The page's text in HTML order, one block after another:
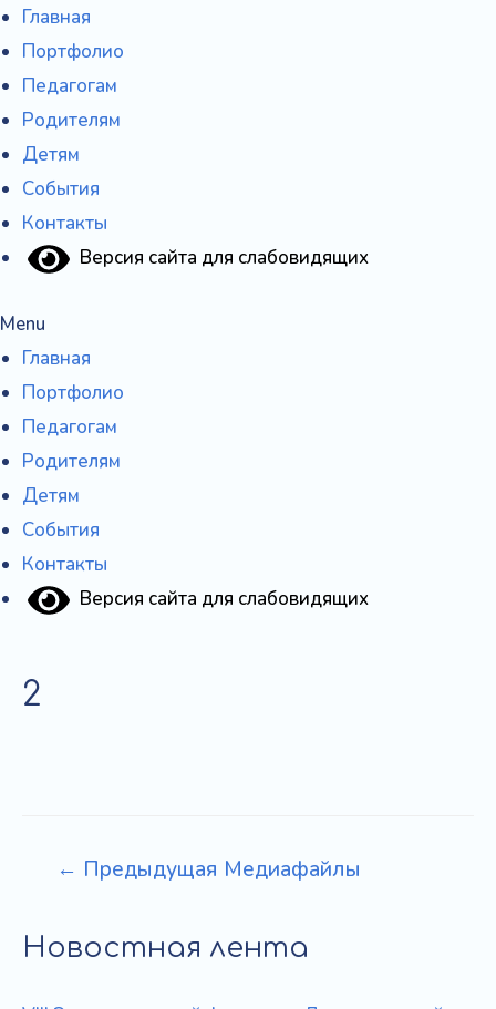
Перейти
к
содержимому
Главная
Портфолио
Педагогам
Родителям
Детям
События
Контакты
Версия сайта для слабовидящих
Menu
Главная
Портфолио
Педагогам
Родителям
Детям
События
Контакты
Версия сайта для слабовидящих
2
Навигация
записям
← Предыдущая Медиафайлы
Новостная лента